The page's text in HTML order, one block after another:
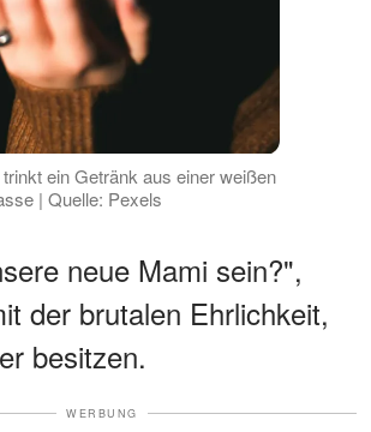
trinkt ein Getränk aus einer weißen
| Quelle: Pexels
neue Mami sein?",
der brutalen Ehrlichkeit,
besitzen.
WERBUNG